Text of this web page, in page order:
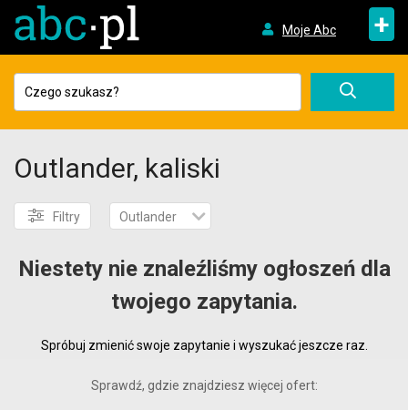
Moje Abc +
Outlander, kaliski
Filtry Outlander
Niestety nie znaleźliśmy ogłoszeń dla
twojego zapytania.
Spróbuj zmienić swoje zapytanie i wyszukać jeszcze raz.
Sprawdź, gdzie znajdziesz więcej ofert: